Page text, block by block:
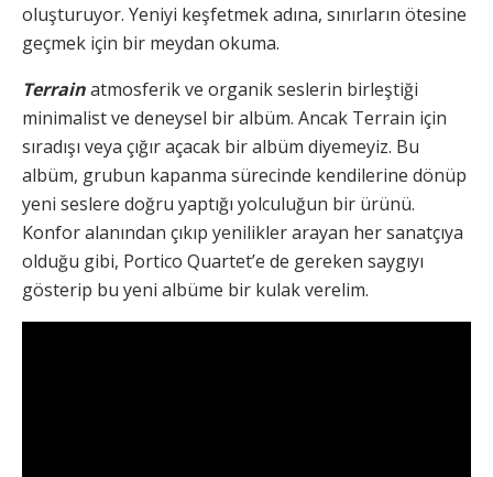
oluşturuyor. Yeniyi keşfetmek adına, sınırların ötesine
geçmek için bir meydan okuma.
Terrainatmosferik ve organik seslerin birleştiği
minimalist ve deneysel bir albüm. Ancak Terrain için
sıradışı veya çığır açacak bir albüm diyemeyiz. Bu
albüm, grubun kapanma sürecinde kendilerine dönüp
yeni seslere doğru yaptığı yolculuğun bir ürünü.
Konfor alanından çıkıp yenilikler arayan her sanatçıya
olduğu gibi, Portico Quartet’e de gereken saygıyı
gösterip bu yeni albüme bir kulak verelim.